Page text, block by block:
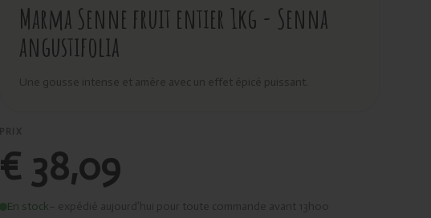
Marma Senne fruit entier 1kg - Senna
angustifolia
Une gousse intense et amère avec un effet épicé puissant.
PRIX
€ 38,09
En stock– expédié aujourd’hui pour toute commande avant 13h00